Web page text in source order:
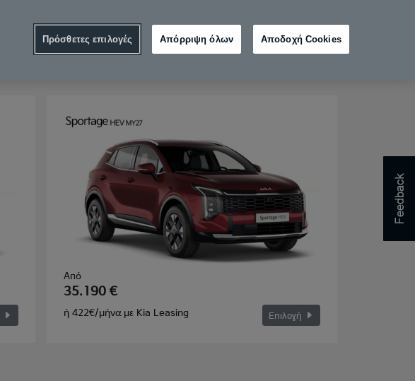
Από
35.190 €
ή 422€/μήνα με Kia Leasing Επιλογή
Πρόσθετες επιλογές Απόρριψη όλων Αποδοχή Cookies